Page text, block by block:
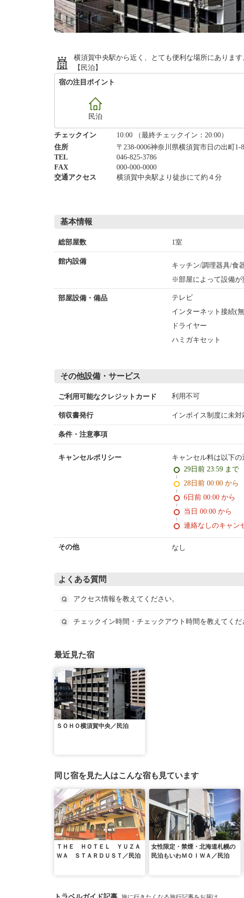
横須賀中央駅から近く、とても便利な場所にありま
【民泊】
宿の注目ポイント
民泊
チェックイン 10:00 （最終チェックイン：20:00）
住所
〒238-0006神奈川県横須賀市日の出町1-8
TEL
046-825-3786
FAX
000-000-0000
交通アクセス
横須賀中央駅より徒歩にて約４分
基本情報
総部屋数 1室
館内設備
キッチン/調理器具/食
※部屋によって設備が
部屋設備・備品 テレビ
インターネット接続(
ドライヤー
ハミガキセット
その他設備・サービス
ご利用可能なクレジットカード 利用不可
領収書発行 インボイス制度に未対
条件・注意事項
キャンセルポリシー キャンセル料は以下の
29日前 23:59 まで
28日前 00:00
6日前 00:00
当日 00:00 から
連絡なしのキャン
その他 なし
よくある質問
アクセス情報を教えてください。
チェックイン時間・チェックアウト時間を教えてくだ
最近見た宿
ＳＯＨＯ横須賀中央／民泊
同じ宿を見た人はこんな宿も見ています
ＴＨＥ ＨＯＴＥＬ ＹＵＺＡ
ＷＡ ＳＴＡＲＤＵＳＴ／民泊
女性限定・禁煙・北海道札幌の
民泊もいわＭＯＩＷＡ／民泊